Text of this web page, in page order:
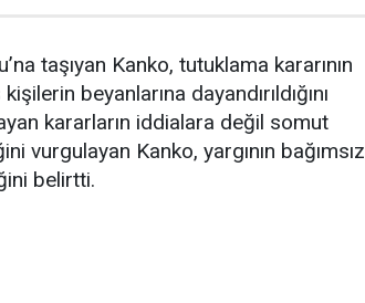
taşıyan Kanko, tutuklama kararının
beyanlarına dayandırıldığını
kararların iddialara değil somut
vurgulayan Kanko, yargının bağımsız
belirtti.